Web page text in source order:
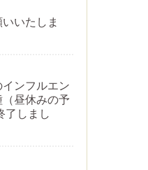
いたしま
インフルエン
昼休みの予
了しまし